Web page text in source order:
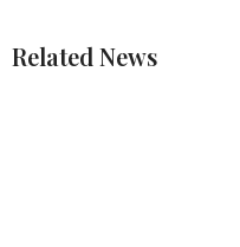
Related News